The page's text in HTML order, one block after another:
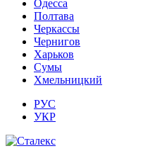
Одесса
Полтава
Черкассы
Чернигов
Харьков
Сумы
Хмельницкий
РУС
УКР